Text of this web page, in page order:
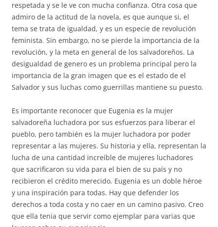
respetada y se le ve con mucha confianza. Otra cosa que
admiro de la actitud de la novela, es que aunque si, el
tema se trata de igualdad, y es un especie de revolución
feminista. Sin embargo, no se pierde la importancia de la
revolución, y la meta en general de los salvadoreños. La
desigualdad de genero es un problema principal pero la
importancia de la gran imagen que es el estado de el
Salvador y sus luchas como guerrillas mantiene su puesto.
Es importante reconocer que Eugenia es la mujer
salvadoreña luchadora por sus esfuerzos para liberar el
pueblo, pero también es la mujer luchadora por poder
representar a las mujeres. Su historia y ella, representan la
lucha de una cantidad increíble de mujeres luchadores
que sacrificaron su vida para el bien de su país y no
recibieron el crédito merecido. Eugenia es un doble héroe
y una inspiración para todas. Hay que defender los
derechos a toda costa y no caer en un camino pasivo. Creo
que ella tenia que servir como ejemplar para varias que